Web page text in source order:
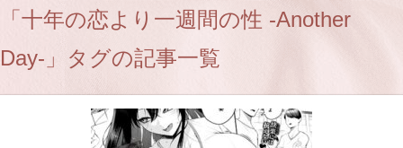
「十年の恋より一週間の性 -Another
Day-」タグの記事一覧